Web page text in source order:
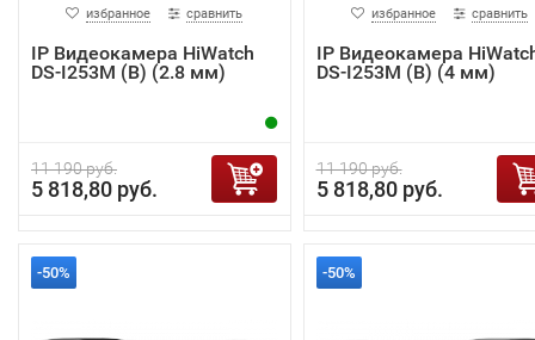
избранное сравнить
IP Видеокамера HiWatch
DS-I253M (B) (2.8 мм)
11 190 руб.
5 818,80 руб.
избранное сравнить
IP Видеокамера
DS-I253M (B) (4 мм)
11 190 руб.
5 818,80 руб.
-50% -50%